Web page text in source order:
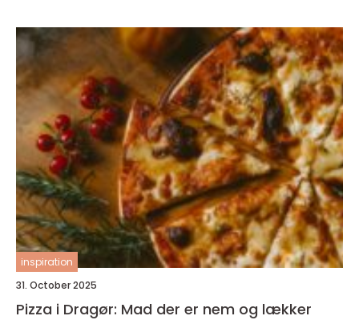
inspiration
31. October 2025
Pizza i Dragør: Mad der er nem og lækker